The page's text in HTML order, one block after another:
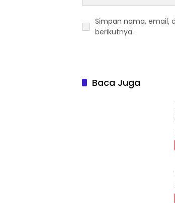
Simpan nama, email,
berikutnya.
Baca Juga